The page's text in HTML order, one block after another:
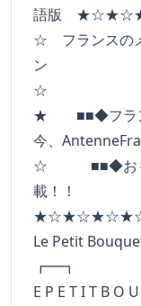
語版
☆ フランスの
☆
★ ■■◆フラ
今、
☆ ■■◆おも
載！！ ご
Le Petit
E P E T I T B O